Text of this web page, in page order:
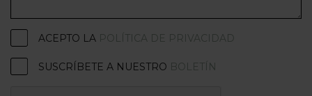
ACEPTO LA POLÍTICA DE PRIVACIDAD
SUSCRÍBETE A NUESTRO BOLETÍN